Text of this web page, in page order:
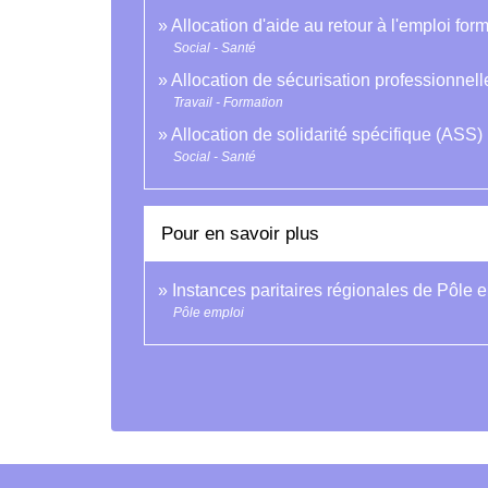
Allocation d'aide au retour à l'emploi
Social - Santé
Allocation de sécurisation
Travail - Formation
Allocation de solidarité spécifique (ASS)
Social - Santé
Pour en savoir plus
Instances paritaires régionales de Pôle
Pôle emploi